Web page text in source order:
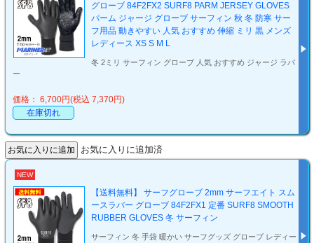
グローブ 84F2FX2 SURF8 PARM JERSEY GLOVES
パーム ジャージ グローブ サーフィン 秋 冬 防寒 サー
フ用品 動きやすい 人気 おすすめ 伸縮 ミリ 黒 メンズ
レディース XS S M L
冬 2ミリ サーフィン グローブ 人気 おすすめ ジャージ ラバ
ー
価格： 6,700円(税込 7,370円)
在庫切れ
お気に入りに追加済
NEW
【送料無料】 サーフグローブ 2mm サーフエイト スム
ースラバー グローブ 84F2FX1 定番 SURF8 SMOOTH
RUBBER GLOVES 冬 サーフィン
サーフィン 冬 手袋 暖かい サーフグッズ グローブ レディー